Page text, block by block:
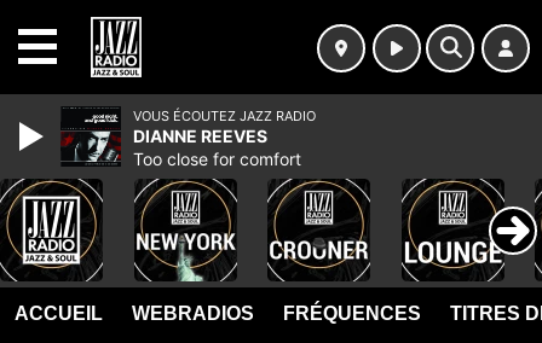
ACCUEIL WEBRADIOS FRÉQUENCES TITRES
VOUS ÉCOUTEZ JAZZ RADIO
DIANNE REEVES
Too close for comfort